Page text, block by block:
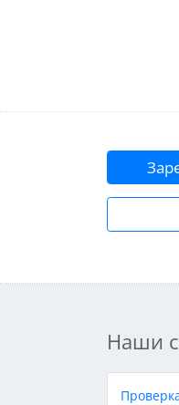
Наши